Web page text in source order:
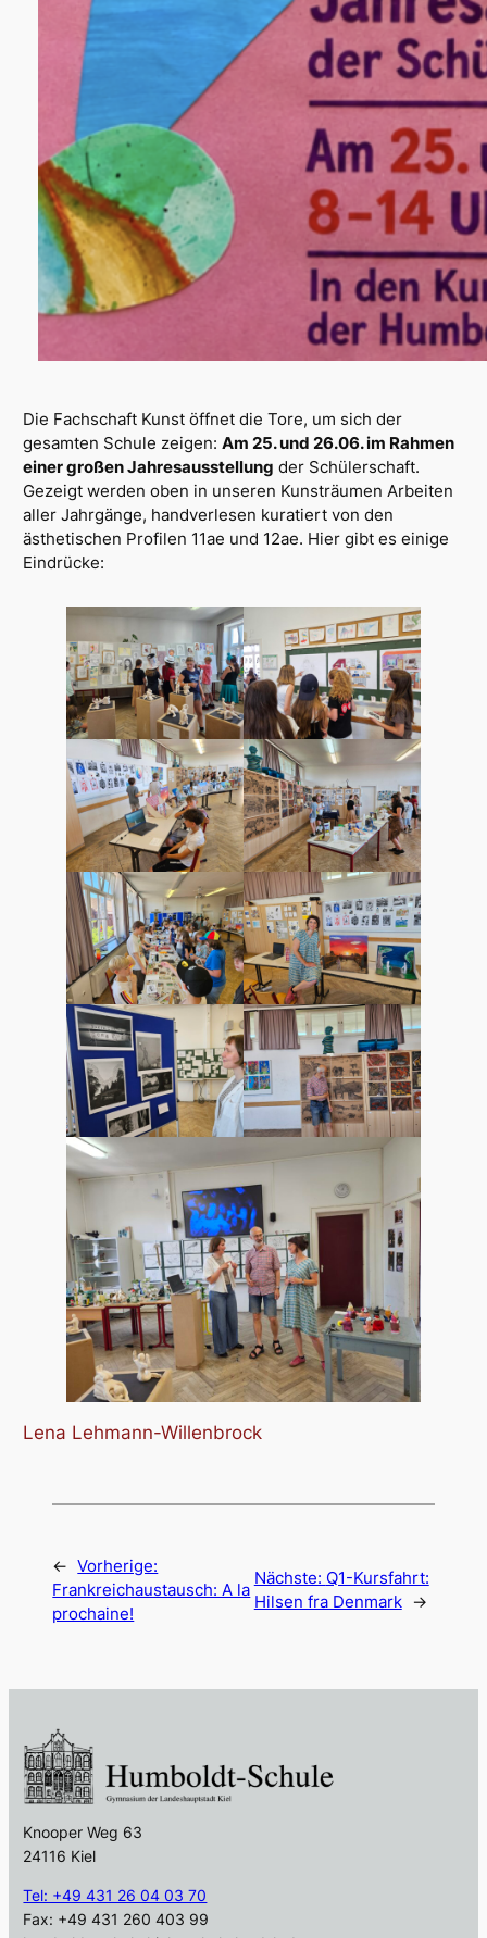
Die Fachschaft Kunst öffnet die Tore, um sich der
gesamten Schule zeigen:Am 25. und 26.06. im Rahmen
einer großen Jahresausstellung der Schülerschaft.
Gezeigt werden oben in unseren Kunsträumen Arbeiten
aller Jahrgänge, handverlesen kuratiert von den
ästhetischen Profilen 11ae und 12ae. Hier gibt es einige
Eindrücke:
Lena Lehmann-Willenbrock
← Vorherige:
Frankreichaustausch: A la
prochaine!
Nächste: Q1-Kursfahrt:
Hilsen fra Denmark →
Knooper Weg 63
24116 Kiel
Tel: +49 431 26 04 03 70
Fax: +49 431 260 403 99